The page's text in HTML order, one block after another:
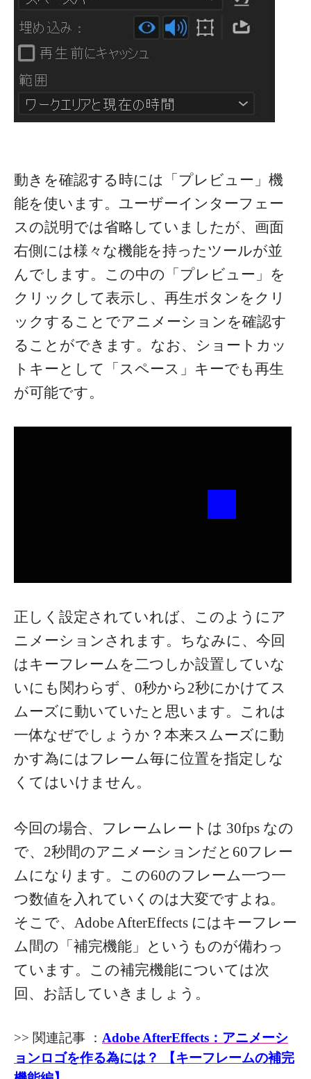
動きを確認する時には「プレビュー」機
能を使います。ユーザーインターフェー
スの説明では省略していましたが、画面
右側には様々な機能を持ったツールが並
んでします。この中の「プレビュー」を
クリックして表示し、再生ボタンをクリ
ックすることでアニメーションを確認す
ることができます。なお、ショートカッ
トキーとして「スペース」キーでも再生
が可能です。
正しく設定されていれば、このようにア
ニメーションされます。ちなみに、今回
はキーフレームを二つしか設置していな
いにも関わらず、0秒から2秒にかけてス
ムーズに動いていたと思います。これは
一体なぜでしょうか？本来スムーズに動
かす為にはフレーム毎に位置を指定しな
くてはいけません。
今回の場合、フレームレートは 30fps なの
で、2秒間のアニメーションだと60フレー
ムになります。この60のフレーム一つ一
つ数値を入れていくのは大変ですよね。
そこで、Adobe AfterEffects にはキーフレー
ム間の「補完機能」というものが備わっ
ています。この補完機能については次
回、お話していきましょう。
>> 関連記事 ： Adobe AfterEffects：アニメーシ
ョンロゴを作る為には？ 【キーフレームの補完